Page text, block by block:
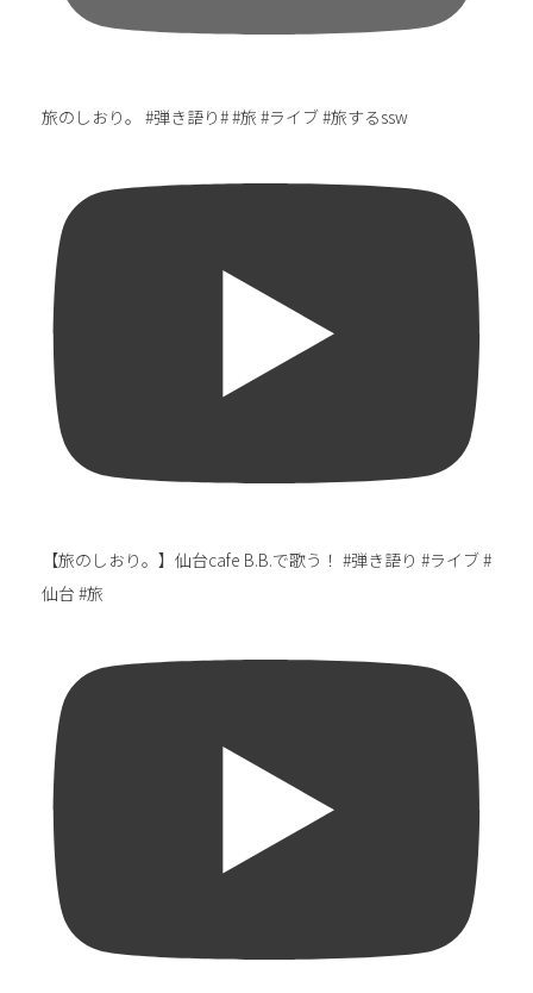
旅のしおり。 #弾き語り# #旅 #ライブ #旅するssw
【旅のしおり。】仙台cafe B.B.で歌う！ #弾き語り #ライブ #
仙台 #旅